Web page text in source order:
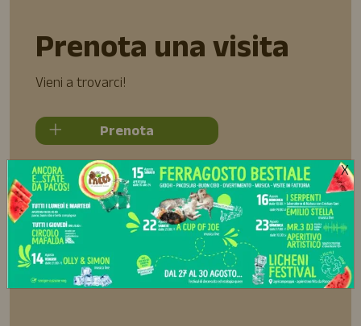
X
Prenota una visita
Vieni a trovarci!
Prenota